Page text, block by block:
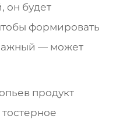
он будет
формировать
— может
продукт